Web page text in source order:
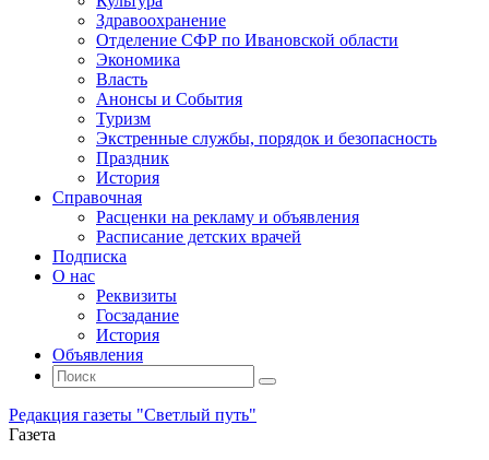
Здравоохранение
Отделение СФР по Ивановской области
Экономика
Власть
Анонсы и События
Туризм
Экстренные службы, порядок и безопасность
Праздник
История
Справочная
Расценки на рекламу и объявления
Расписание детских врачей
Подписка
О нас
Реквизиты
Госзадание
История
Объявления
Поиск
Искать:
Поиск
Редакция газеты "Светлый путь"
Газета